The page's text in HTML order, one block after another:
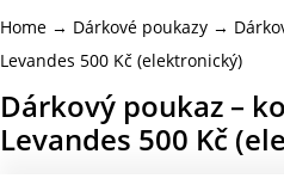
Home → Dárkové poukazy →
Levandes 500 Kč (elektronický)
Dárkový poukaz –
Levandes 500 Kč